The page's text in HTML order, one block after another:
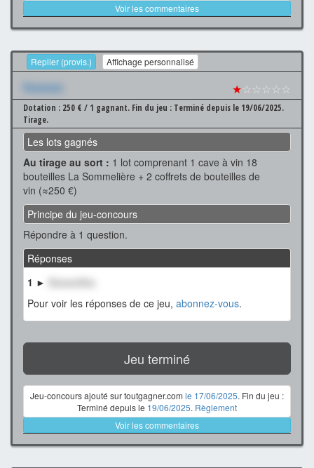
Voir les commentaires
Replier (provis.) Affichage personnalisé
Xxxxxxx ★☆☆☆☆☆
Dotation : 250 € / 1 gagnant. Fin du jeu : Terminé depuis le 19/06/2025.
Tirage.
Les lots gagnés
Au tirage au sort : 1 lot comprenant 1 cave à vin 18
bouteilles La Sommelière + 2 coffrets de bouteilles de
vin (≈250 €)
Principe du jeu-concours
Répondre à 1 question.
Réponses
1 ►
Pour voir les réponses de ce jeu, abonnez-vous.
Jeu terminé
Jeu-concours ajouté sur toutgagner.com le 17/06/2025. Fin du jeu :
Terminé depuis le 19/06/2025. Règlement
Voir les commentaires